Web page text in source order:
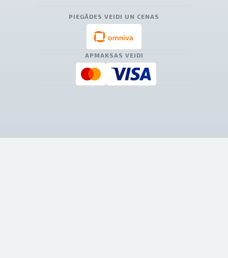
PIEGĀDES VEIDI UN CENAS
APMAKSAS VEIDI